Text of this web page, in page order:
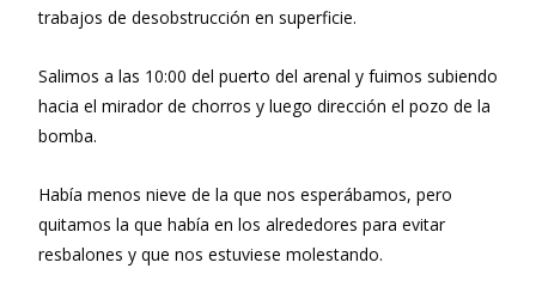
trabajos de desobstrucción en superficie.
Salimos a las 10:00 del puerto del arenal y fuimos subiendo
hacia el mirador de chorros y luego dirección el pozo de la
bomba.
Había menos nieve de la que nos esperábamos, pero
quitamos la que había en los alrededores para evitar
resbalones y que nos estuviese molestando.